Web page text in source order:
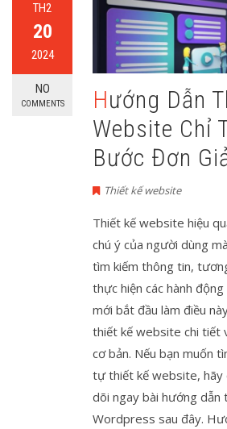
TH2
20
2024
NO
COMMENTS
Hướng Dẫn Thiết Kế
Website Chỉ
Bước Đơn
Thiết kế website
Thiết kế website hiệu
chú ý của người dùng
tìm kiếm thông tin,
thực hiện các hành
mới bắt đầu làm điều
thiết kế website chi tiết
cơ bản. Nếu bạn muốn
tự thiết kế website, hãy
dõi ngay bài hướng dẫn
Wordpress sau đây.